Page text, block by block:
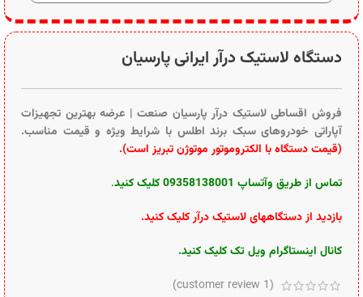
دستگاه لاستیک درآر ایرانی پارسیان
فروش اقساطی لاستیک درآر پارسیان صنعت | عرضه بهترین تجهیزات
آپاراتی خودروهای سبک برند اطلس با شرایط ویژه و قیمت مناسب.
(قیمت دستگاه با الکتروموتور موتوژن تبریز است).
تماس از طریق وآتساپ 09358138001 کلیک کنید
.
بازدید از دستگاههای لاستیک درآر کلیک کنید.
کانال اینستاگرام ویل تک کلیک کنید.
(
1